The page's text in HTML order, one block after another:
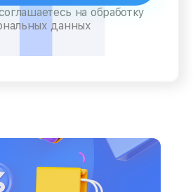
на обработку
данных